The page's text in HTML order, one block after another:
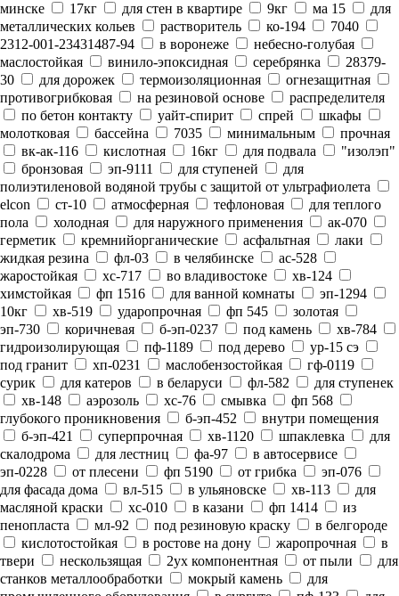
минске
17кг для стен в квартире 9кг ма 15
для
металлических кольев
растворитель ко-194
7040
2312-001-23431487-94
в воронеже
небесно-голубая
маслостойкая
винило-эпоксидная серебрянка
28379-
30
для дорожек термоизоляционная
огнезащитная
противогрибковая
на резиновой основе
распределителя
по бетон контакту
уайт-спирит спрей
шкафы
молотковая
бассейна 7035 минимальным
прочная
вк-ак-116
кислотная 16кг для подвала
"изолэп"
бронзовая
эп-9111 для ступеней
для
полиэтиленовой водяной трубы с защитой от ультрафиолета
elcon
ст-10 атмосферная тефлоновая
для теплого
пола
холодная для наружного применения
ак-070
герметик
кремнийорганические асфальтная
лаки
жидкая резина
фл-03 в челябинске
ас-528
жаростойкая
хс-717 во владивостоке
хв-124
химстойкая
фп 1516 для ванной комнаты
эп-1294
10кг
хв-519 ударопрочная фп 545
золотая
эп-730
коричневая б-эп-0237 под камень
хв-784
гидроизолирующая
пф-1189 под дерево
ур-15 сэ
под гранит
хп-0231 маслобензостойкая
гф-0119
сурик
для катеров в беларуси фл-582
для ступенек
хв-148
аэрозоль хс-76 смывка
фп 568
глубокого проникновения
б-эп-452
внутри помещения
б-эп-421
суперпрочная хв-1120 шпаклевка
для
скалодрома
для лестниц фа-97
в автосервисе
эп-0228
от плесени фп 5190 от грибка
эп-076
для фасада дома
вл-515 в ульяновске хв-113
для
масляной краски
хс-010 в казани фп 1414
из
пенопласта
мл-92 под резиновую краску
в белгороде
кислотостойкая
в ростове на дону жаропрочная
в
твери
нескользящая 2ух компонентная от пыли
для
станков металлообработки
мокрый камень
для